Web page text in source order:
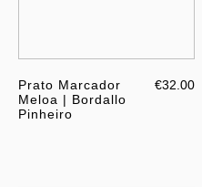
Prato Marcador
Meloa | Bordallo
Pinheiro
€32.00